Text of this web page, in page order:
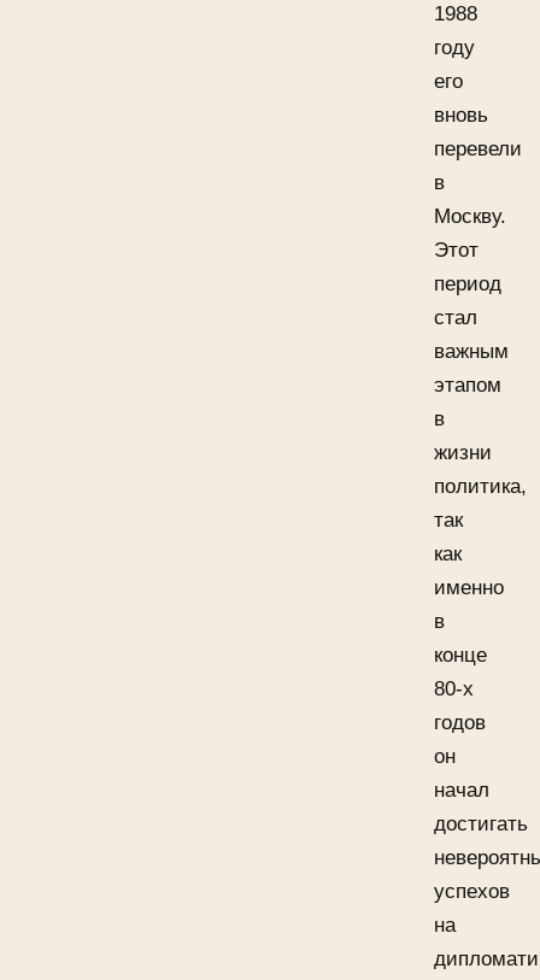
1988
году
его
вновь
перевели
в
Москву.
Этот
период
стал
важным
этапом
в
жизни
политика,
так
как
именно
в
конце
80-х
годов
он
начал
достигать
успехов
на